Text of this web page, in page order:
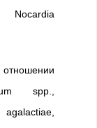
Nocardia
spp.,